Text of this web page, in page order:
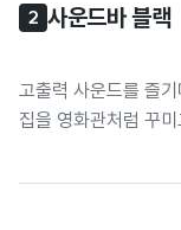
2 사운드바 블랙
고출력 사운드를 즐기
집을 영화관처럼 꾸